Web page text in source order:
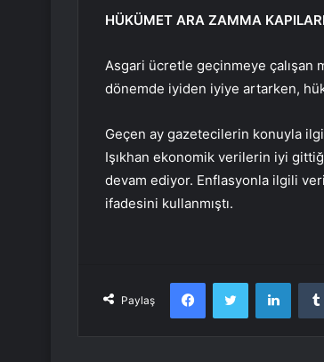
HÜKÜMET ARA ZAMMA
Asgari ücretle geçinmeye çalışan
dönemde iyiden iyiye artarken,
Geçen ay gazetecilerin konuyla
Işıkhan ekonomik verilerin iyi
devam ediyor. Enflasyonla ilgili
ifadesini kullanmıştı.
Paylaş
FacebookTwitter